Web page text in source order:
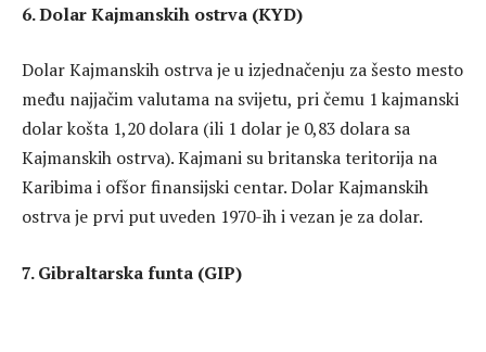
6. Dolar Kajmanskih ostrva (KYD)
Dolar Kajmanskih ostrva je u izjednačenju za šesto mesto
među najjačim valutama na svijetu, pri čemu 1 kajmanski
dolar košta 1,20 dolara (ili 1 dolar je 0,83 dolara sa
Kajmanskih ostrva). Kajmani su britanska teritorija na
Karibima i ofšor finansijski centar. Dolar Kajmanskih
ostrva je prvi put uveden 1970-ih i vezan je za dolar.
7. Gibraltarska funta (GIP)